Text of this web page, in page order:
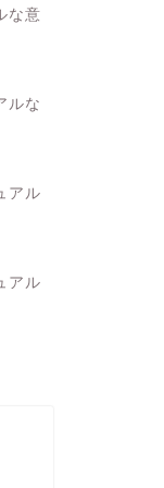
な意
ルな
アル
アル